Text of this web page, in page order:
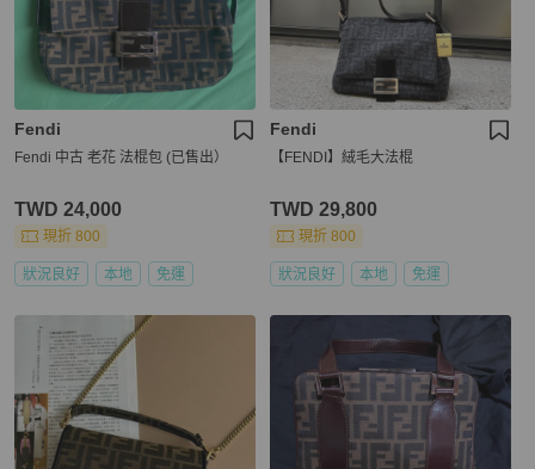
Fendi
Fendi 中古 老花 法棍包 (已售出）
TWD 24,000
現折 800
狀況良好 本地 免運
Fendi
【FENDI】絨毛大法棍
TWD 29,800
現折 800
狀況良好 本地 免運